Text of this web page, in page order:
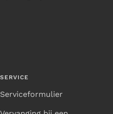
SERVICE
Serviceformulier